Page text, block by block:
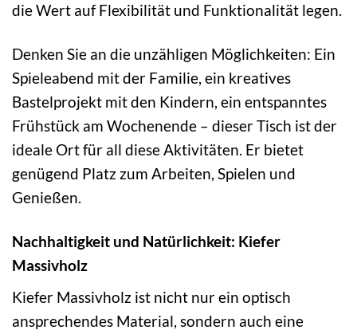
die Wert auf Flexibilität und Funktionalität legen.
Denken Sie an die unzähligen Möglichkeiten: Ein
Spieleabend mit der Familie, ein kreatives
Bastelprojekt mit den Kindern, ein entspanntes
Frühstück am Wochenende – dieser Tisch ist der
ideale Ort für all diese Aktivitäten. Er bietet
genügend Platz zum Arbeiten, Spielen und
Genießen.
Nachhaltigkeit und Natürlichkeit: Kiefer
Massivholz
Kiefer Massivholz ist nicht nur ein optisch
ansprechendes Material, sondern auch eine